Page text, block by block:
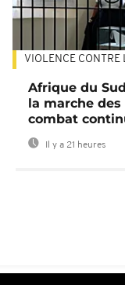
VIOLENCE CONTRE
Afrique du
la marche
combat
Il y a 21 heures